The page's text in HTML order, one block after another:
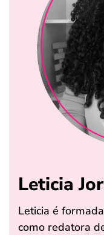
Leticia
Leticia é
como redatora